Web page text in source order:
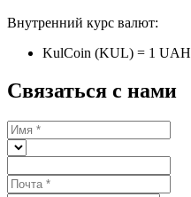
Внутренний курс валют:
KulCoin (KUL) = 1 UAH
Связаться с нами